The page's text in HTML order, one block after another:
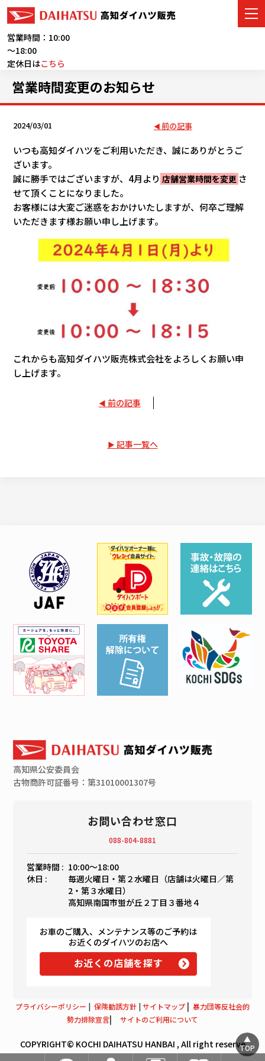
営業時間：10:00
～18:00
定休日はこちら
車をさがす
展示車・試乗車
イベント・キャンペーン
会社情報
採用情報
リコ
営業時間変更のお知らせ
2024/03/01 前の記事
いつも高知ダイハツをご利用いただき、誠にありがとうご
ざいます。
誠に勝手ではございますが、4月より 店舗営業時間を変更 さ
せて頂くことになりました。
お客様には大変ご迷惑をおかけいたしますが、何卒ご理解
いただきます様お願い申し上げます。
これからも高知ダイハツ販売株式会社をよろしくお願い申
し上げます。
前の記事
記事一覧へ
高知県公安委員会
古物商許可証番号：第31010001307号
お問い合わせ窓口
088-804-8881
営業時間 : 10:00〜18:00
休日 :
毎週火曜日・第２水曜日（店舗は火曜日／第
2・第３水曜日）
高知県南国市蛍が丘２丁目３番地４
お車のご購入、メンテナンス等のご予約は
お近くのダイハツのお店へ
お近くの店舗を探す
プライバシーポリシー | 保険勧誘方針 |サイトマップ | 暴力団等反社会的
勢力排除宣言| サイトのご利用について
COPYRIGHT© KOCHI DAIHATSU HANBAI , All right reserveTOP